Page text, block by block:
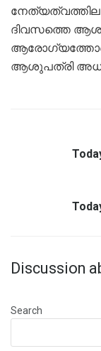
ദിവസത്തെ
ആരോഗ്യത്തോടെ
ആശുപത്രി
Discussion
Search